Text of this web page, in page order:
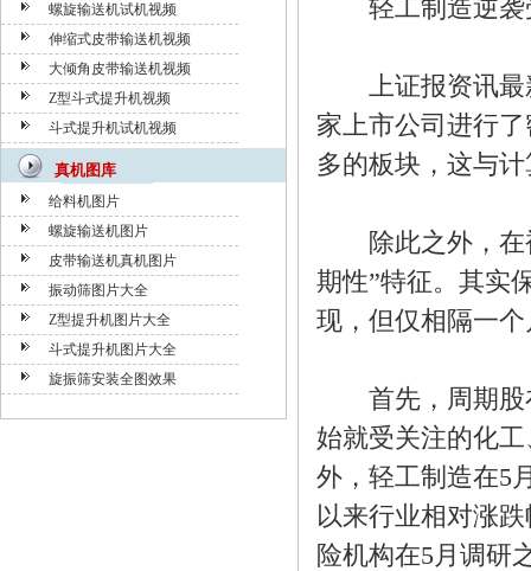
轻工制造逆袭
上证报资讯最新
家上市公司进行
多的板块，这与
除此之外，在
期性”特征。其实
现，但仅相隔一
首先，周期股
始就受关注的化
外，轻工制造在5
以来行业相对涨
险机构在5月调研
螺旋输送机试机视频
伸缩式皮带输送机视频
大倾角皮带输送机视频
Z型斗式提升机视频
斗式提升机试机视频
真机图库
给料机图片
螺旋输送机图片
皮带输送机真机图片
振动筛图片大全
Z型提升机图片大全
斗式提升机图片大全
旋振筛安装全图效果